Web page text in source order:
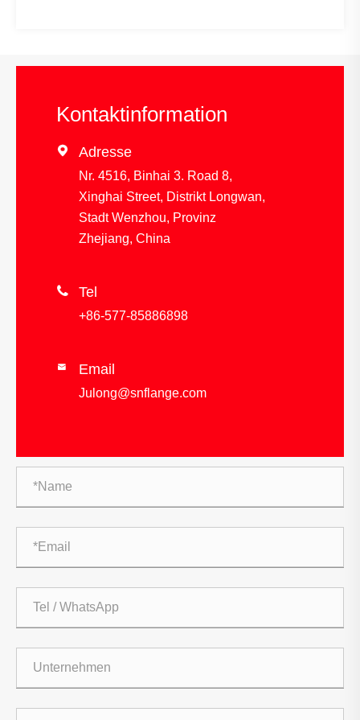
Kontaktinformation
 Adresse
Nr. 4516, Binhai 3. Road 8,
Xinghai Street, Distrikt Longwan,
Stadt Wenzhou, Provinz
Zhejiang, China
 Tel
+86-577-85886898
 Email
Julong@snflange.com